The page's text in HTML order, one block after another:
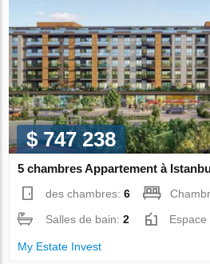
$ 747 238
5 chambres Appartement à
des chambres:6
Salles de bain:2
My Estate Invest